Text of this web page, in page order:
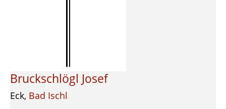
Bruckschlögl Josef
Eck, Bad Ischl